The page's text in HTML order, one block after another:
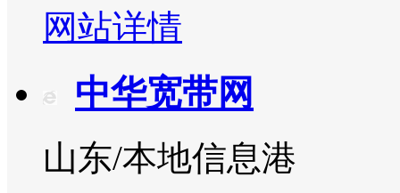
网站详情
中华宽带网
山东/本地信息港